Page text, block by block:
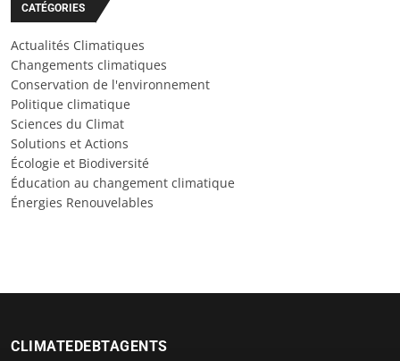
CATÉGORIES
Actualités Climatiques
Changements climatiques
Conservation de l'environnement
Politique climatique
Sciences du Climat
Solutions et Actions
Écologie et Biodiversité
Éducation au changement climatique
Énergies Renouvelables
CLIMATEDEBTAGENTS